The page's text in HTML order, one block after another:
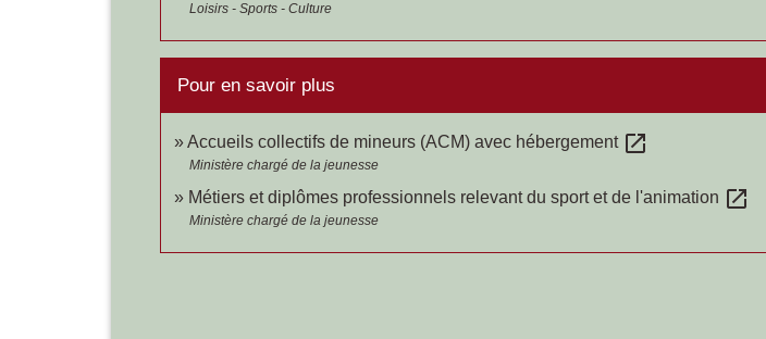
Loisirs - Sports - Culture
Pour en savoir plus
Accueils collectifs de mineurs (ACM) avec hébergement open_in_new
Ministère chargé de la jeunesse
Métiers et diplômes professionnels relevant du sport et de l'animation open_in_new
Ministère chargé de la jeunesse